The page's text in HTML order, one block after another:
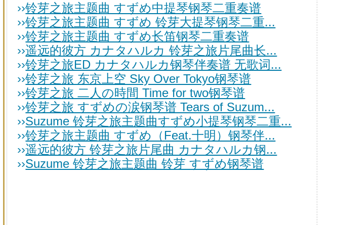
››铃芽之旅主题曲 すずめ中提琴钢琴二重奏谱
››铃芽之旅主题曲 すずめ 铃芽大提琴钢琴二重...
››铃芽之旅主题曲 すずめ长笛钢琴二重奏谱
››遥远的彼方 カナタハルカ 铃芽之旅片尾曲长...
››铃芽之旅ED カナタハルカ钢琴伴奏谱 无歌词...
››铃芽之旅 东京上空 Sky Over Tokyo钢琴谱
››铃芽之旅 二人の時間 Time for two钢琴谱
››铃芽之旅 すずめの涙钢琴谱 Tears of Suzum...
››Suzume 铃芽之旅主题曲すずめ小提琴钢琴二重...
››铃芽之旅主题曲 すずめ（Feat.十明）钢琴伴...
››遥远的彼方 铃芽之旅片尾曲 カナタハルカ钢...
››Suzume 铃芽之旅主题曲 铃芽 すずめ钢琴谱